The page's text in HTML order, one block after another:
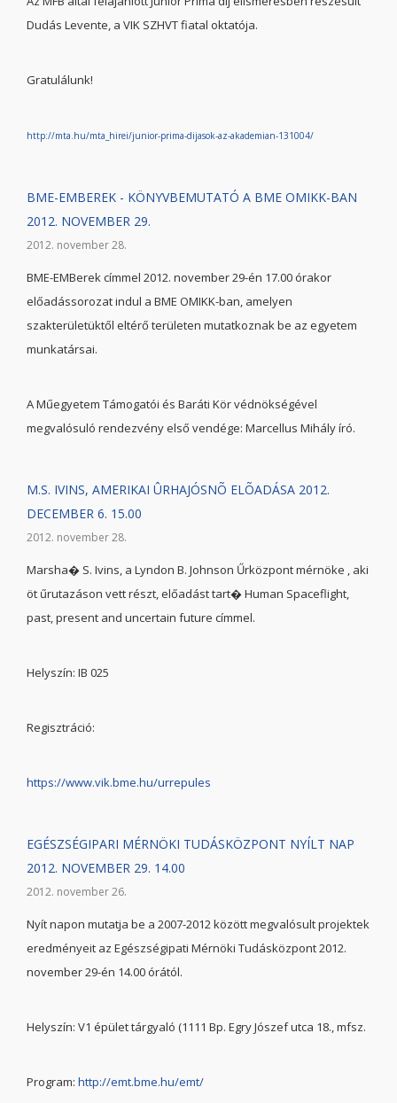
Dudás Levente, a VIK SZHVT fiatal oktatója.
Gratulálunk!
http://mta.hu/mta_hirei/junior-prima-dijasok-az-akademian-131004/
BME-EMBEREK - KÖNYVBEMUTATÓ A BME OMIKK-BAN
2012. NOVEMBER 29.
2012. november 28.
BME-EMBerek címmel 2012. november 29-én 17.00 órakor
előadássorozat indul a BME OMIKK-ban, amelyen
szakterületüktől eltérő területen mutatkoznak be az egyetem
munkatársai.
A Műegyetem Támogatói és Baráti Kör védnökségével
megvalósuló rendezvény első vendége: Marcellus Mihály író.
M.S. IVINS, AMERIKAI ÛRHAJÓSNÕ ELÕADÁSA 2012.
DECEMBER 6. 15.00
2012. november 28.
Marsha� S. Ivins, a Lyndon B. Johnson Űrközpont mérnöke , aki
öt űrutazáson vett részt, előadást tart� Human Spaceflight,
past, present and uncertain future címmel.
Helyszín: IB 025
Regisztráció:
https://www.vik.bme.hu/urrepules
EGÉSZSÉGIPARI MÉRNÖKI TUDÁSKÖZPONT NYÍLT NAP
2012. NOVEMBER 29. 14.00
2012. november 26.
Nyít napon mutatja be a 2007-2012 között megvalósult projektek
eredményeit az Egészségipati Mérnöki Tudásközpont 2012.
november 29-én 14.00 órától.
Helyszín: V1 épület tárgyaló (1111 Bp. Egry Jószef utca 18., mfsz.
Program: http://emt.bme.hu/emt/